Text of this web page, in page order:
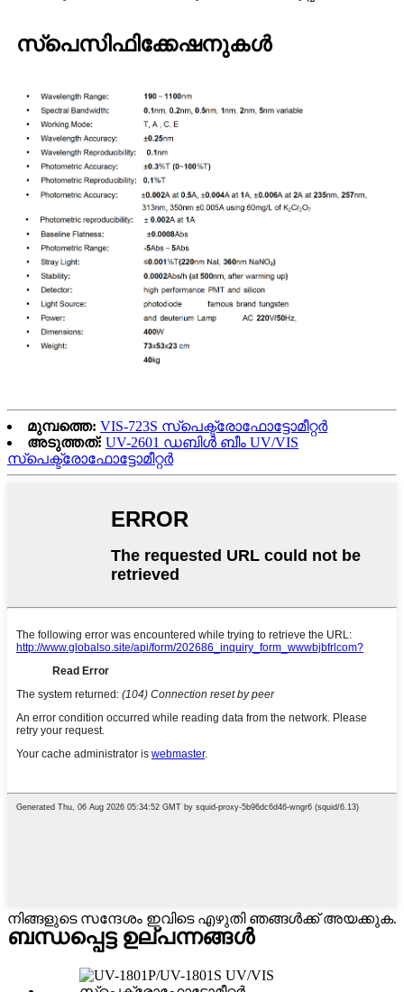
സ്പെസിഫിക്കേഷനുകൾ
മുമ്പത്തെ: VIS-723S സ്പെക്ട്രോഫോട്ടോമീറ്റർ
അടുത്തത്: UV-2601 ഡബിൾ ബീം UV/VIS
സ്പെക്ട്രോഫോട്ടോമീറ്റർ
നിങ്ങളുടെ സന്ദേശം ഇവിടെ എഴുതി ഞങ്ങൾക്ക് അയക്കുക.
ബന്ധപ്പെട്ട ഉല്പന്നങ്ങൾ